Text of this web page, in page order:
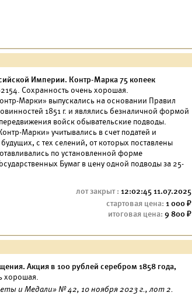
Империи. Контр-Марка 75 копеек
Сохранность очень хорошая.
Марки» выпускались на основании Правил
1851 г. и являлись безналичной формой
войск обывательские подводы.
Марки» учитывались в счет податей и
с тех селений, от которых поставлены
по установленной форме
Бумаг в цену одной подводы за 25-
12:02:45 11.07.2025
1 000
9 800
Акция в 100 рублей серебром 1858 года,
хорошая.
и Медали» № 42, 10 ноября 2023 г., лот 2.